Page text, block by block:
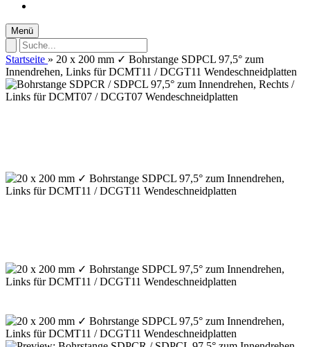
Menü
Startseite » 20 x 200 mm ✓ Bohrstange SDPCL 97,5° zum
Innendrehen, Links für DCMT11 / DCGT11 Wendeschneidplatten